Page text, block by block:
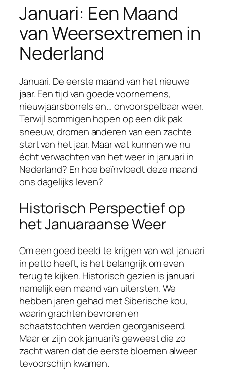
Januari: Een Maand
van Weersextremen in
Nederland
Januari. De eerste maand van het nieuwe
jaar. Een tijd van goede voornemens,
nieuwjaarsborrels en… onvoorspelbaar weer.
Terwijl sommigen hopen op een dik pak
sneeuw, dromen anderen van een zachte
start van het jaar. Maar wat kunnen we nu
écht verwachten van het weer in januari in
Nederland? En hoe beïnvloedt deze maand
ons dagelijks leven?
Historisch Perspectief op
het Januaraanse Weer
Om een goed beeld te krijgen van wat januari
in petto heeft, is het belangrijk om even
terug te kijken. Historisch gezien is januari
namelijk een maand van uitersten. We
hebben jaren gehad met Siberische kou,
waarin grachten bevroren en
schaatstochten werden georganiseerd.
Maar er zijn ook januari’s geweest die zo
zacht waren dat de eerste bloemen alweer
tevoorschijn kwamen.